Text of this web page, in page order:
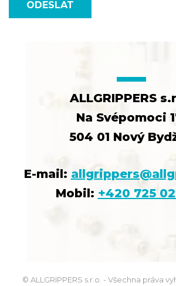
ODESLAT
ALLGRIPPERS
Na Svépomoci
504 01 Nový
E-mail:
Mobil: +420 725
© ALLGRIPPERS s.r.o. - Všechna práva